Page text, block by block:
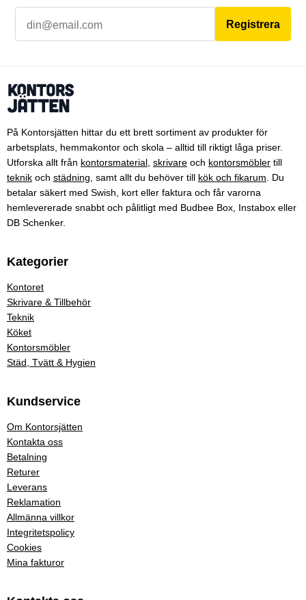
Registrera
På Kontorsjätten hittar du ett brett sortiment av produkter för
arbetsplats, hemmakontor och skola – alltid till riktigt låga priser.
Utforska allt från kontorsmaterial skrivare och kontorsmöbler till
teknik och städning , samt allt du behöver till kök och fikarum . Du
betalar säkert med Swish, kort eller faktura och får varorna
hemlevererade snabbt och pålitligt med Budbee Box, Instabox eller
DB Schenker.
Kategorier
Kontoret
Skrivare & Tillbehör
Teknik
Köket
Kontorsmöbler
Städ, Tvätt & Hygien
Kundservice
Om Kontorsjätten
Kontakta oss
Betalning
Returer
Leverans
Reklamation
Allmänna villkor
Integritetspolicy
Cookies
Mina fakturor